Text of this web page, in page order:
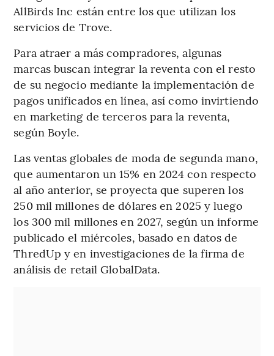
AllBirds Inc están entre los que utilizan los
servicios de Trove.
Para atraer a más compradores, algunas
marcas buscan integrar la reventa con el resto
de su negocio mediante la implementación de
pagos unificados en línea, así como invirtiendo
en marketing de terceros para la reventa,
según Boyle.
Las ventas globales de moda de segunda mano,
que aumentaron un 15% en 2024 con respecto
al año anterior, se proyecta que superen los
250 mil millones de dólares en 2025 y luego
los 300 mil millones en 2027, según un informe
publicado el miércoles, basado en datos de
ThredUp y en investigaciones de la firma de
análisis de retail GlobalData.